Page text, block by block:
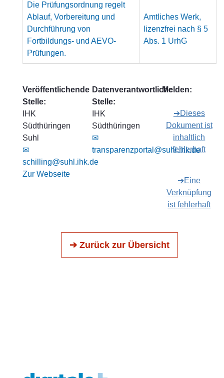
Die Prüfungsordnung regelt
Ablauf, Vorbereitung und
Durchführung von
Fortbildungs- und AEVO-
Prüfungen.
Amtliches Werk,
lizenzfrei nach § 5
Abs. 1 UrhG
Veröffentlichende
Stelle:
IHK
Südthüringen
Suhl
✉
schilling@suhl.ihk.de
Zur Webseite
Datenverantwortliche
Stelle:
IHK
Südthüringen
✉
transparenzportal@suhl.ihk.de
Melden:
➔Dieses
Dokument ist
inhaltlich
fehlerhaft
➔Eine
Verknüpfung
ist fehlerhaft
➔ Zurück zur Übersicht